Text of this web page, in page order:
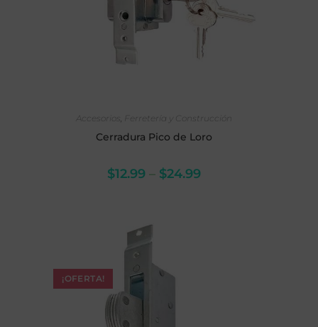
Accesorios , Ferretería y Construcción
Cerradura Pico de Loro
$12.99 – $24.99
¡OFERTA!